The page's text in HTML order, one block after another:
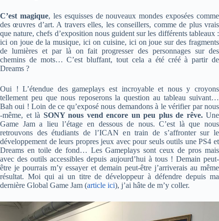
C’est magique, les esquisses de nouveaux mondes exposées comme
des œuvres d’art. A travers elles, les conseillers, comme de plus vrais
que nature, chefs d’exposition nous guident sur les différents tableaux :
ici on joue de la musique, ici on cuisine, ici on joue sur des fragments
de lumières et par là on fait progresser des personnages sur des
chemins de mots… C’est bluffant, tout cela a été créé à partir de
Dreams ?
Oui ! L’étendue des gameplays est incroyable et nous y croyons
tellement peu que nous reposerons la question au tableau suivant…
Bah oui ! Loin de ce qu’exposé nous demandons à le vérifier par nous
-même, et là SONY nous vend encore un peu plus de rêve.Une
Game Jam a lieu l’étage en dessous de nous. C’est là que nous
retrouvons des étudiants de l’ICAN en train de s’affronter sur le
développement de leurs propres jeux avec pour seuls outils une PS4 et
Dreams en toile de fond… Les Gameplays sont ceux de pros mais
avec des outils accessibles depuis aujourd’hui à tous ! Demain peut-
être je pourrais m’y essayer et demain peut-être j’arriverais au même
résultat. Moi qui ai un titre de développeur à défendre depuis ma
dernière Global Game Jam (article ici), j’ai hâte de m’y coller.